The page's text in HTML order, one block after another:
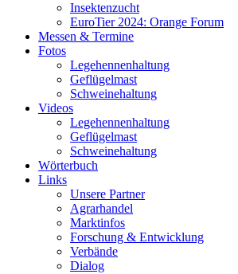
Insektenzucht
EuroTier 2024: Orange Forum
Messen & Termine
Fotos
Legehennenhaltung
Geflügelmast
Schweinehaltung
Videos
Legehennenhaltung
Geflügelmast
Schweinehaltung
Wörterbuch
Links
Unsere Partner
Agrarhandel
Marktinfos
Forschung & Entwicklung
Verbände
Dialog